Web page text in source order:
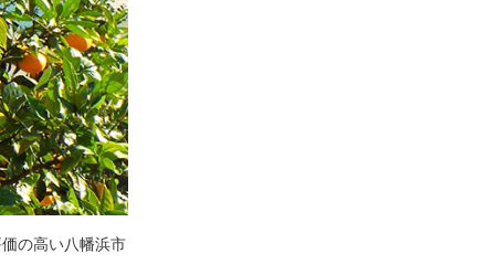
の高い八幡浜市